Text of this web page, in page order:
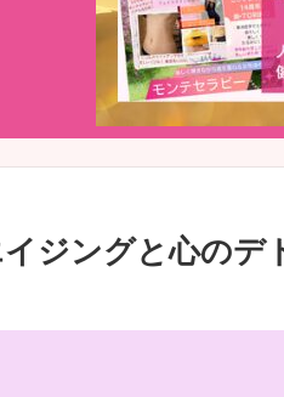
ジングと心のデ